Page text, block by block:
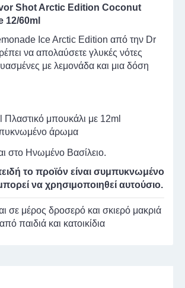
Shot Arctic Edition Coconut
12/60ml
Ice Arctic Edition από την Dr
να απολαύσετε γλυκές νότες
με λεμονάδα και μια δόση
Πλαστικό μπουκάλι με 12ml
άρωμα
στο Ηνωμένο Βασίλειο.
το προϊόν είναι συμπυκνωμένο
να χρησιμοποιηθεί αυτούσιο.
σε μέρος δροσερό και σκιερό μακριά
από παιδιά και κατοικίδια